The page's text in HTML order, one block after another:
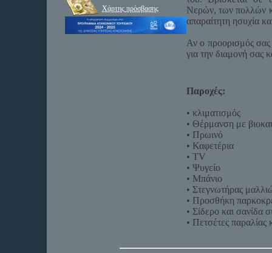
Χάρτης πρόσβασης
Νερών, των πολλών
απαραίτητη ησυχία
Αν ο προορισμός σας
για την διαμονή σας
Παροχές:
• κλιματισμός
• Θέρμανση με
• Πρωινό
• Καφετέρια
• TV
• Ψυγείο
• Μπάνιο
• Στεγνωτήρας
• Προσθήκη
• Σίδερο και σανίδα
• Πετσέτες παραλίας